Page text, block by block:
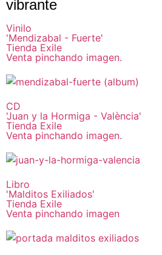
vibrante
Vinilo
'Mendizabal - Fuerte'
Tienda Exile
Venta pinchando imagen.
CD
'Juan y la Hormiga - València'
Tienda Exile
Venta pinchando imagen.
Libro
'Malditos Exiliados'
Tienda Exile
Venta pinchando imagen